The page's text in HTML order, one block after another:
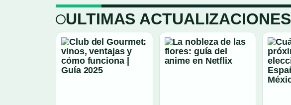
ULTIMAS ACTUALIZACIONES